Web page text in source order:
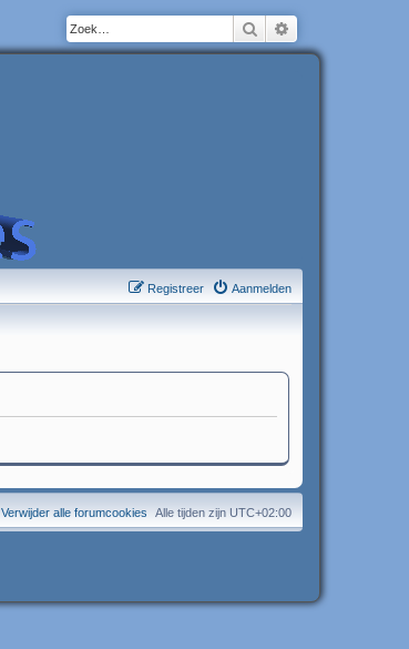
Zoek
Aanmelden
Registreer
Alle tijden zijn UTC+02:00
Verwijder alle forumcookies